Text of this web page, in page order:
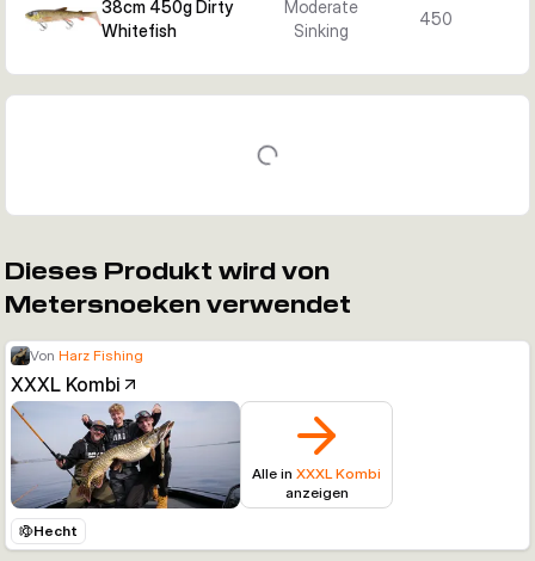
38cm 450g Dirty
Whitefish
Moderate
Sinking
450
Dieses Produkt wird von
Metersnoeken verwendet
Von Harz Fishing
XXXL Kombi
Alle in XXXL Kombi
anzeigen
Hecht